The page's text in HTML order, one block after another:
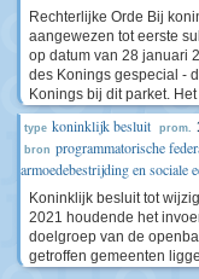
Rechterlijke Orde Bij
aangewezen tot eerste
op datum van 28 januari
des Konings gespecial -
Konings bij dit parket.
type koninklijk besluit prom.
bron programmatorische
armoedebestrijding en sociale
Koninklijk besluit tot
2021 houdende het
doelgroep van de
getroffen gemeenten